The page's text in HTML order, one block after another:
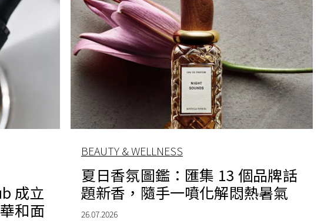
成立
和面
BEAUTY & WELLNESS
夏日香氛圖鑑：匯集 13 個品牌話
題新香，隨手一噴化解悶熱暑氣
26.07.2026